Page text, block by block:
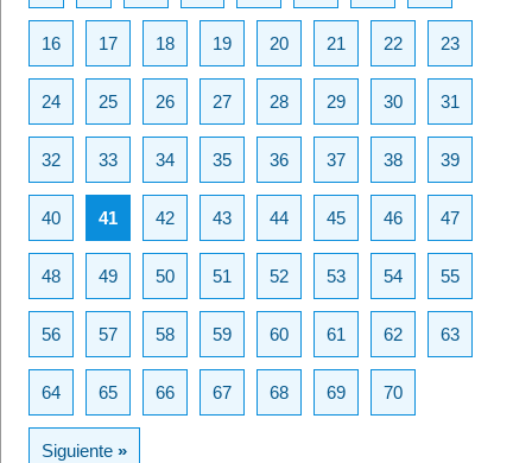
16 17 18 19 20 21 22 23
24 25 26 27 28 29 30 31
32 33 34 35 36 37 38 39
40 41 42 43 44 45 46 47
48 49 50 51 52 53 54 55
56 57 58 59 60 61 62 63
64 65 66 67 68 69 70
Siguiente»